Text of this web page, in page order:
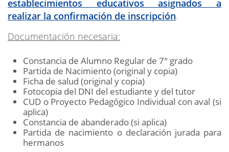
establecimientos educativos asignados a
realizar la confirmación de inscripción.
Documentación necesaria:
Constancia de Alumno Regular de 7° grado
Partida de Nacimiento (original y copia)
Ficha de salud (original y copia)
Fotocopia del DNI del estudiante y del tutor
CUD o Proyecto Pedagógico Individual con aval (si
aplica)
Constancia de abanderado (si aplica)
Partida de nacimiento o declaración jurada para
hermanos